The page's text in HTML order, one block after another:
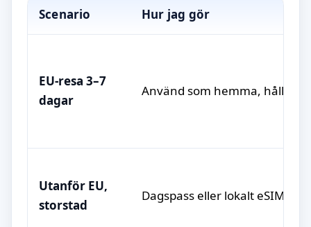
Scenario Hur jag gör
EU-resa 3–7
dagar
Använd som hemma, håll koll
Utanför EU,
storstad
Dagspass eller lokalt eSIM för